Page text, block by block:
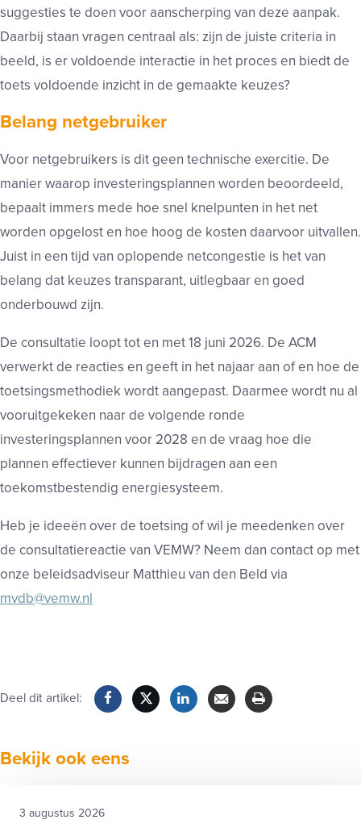
suggesties te doen voor aanscherping van deze aanpak.
Daarbij staan vragen centraal als: zijn de juiste criteria in
beeld, is er voldoende interactie in het proces en biedt de
toets voldoende inzicht in de gemaakte keuzes?
Belang netgebruiker
Voor netgebruikers is dit geen technische exercitie. De
manier waarop investeringsplannen worden beoordeeld,
bepaalt immers mede hoe snel knelpunten in het net
worden opgelost en hoe hoog de kosten daarvoor uitvallen.
Juist in een tijd van oplopende netcongestie is het van
belang dat keuzes transparant, uitlegbaar en goed
onderbouwd zijn.
De consultatie loopt tot en met 18 juni 2026. De ACM
verwerkt de reacties en geeft in het najaar aan of en hoe de
toetsingsmethodiek wordt aangepast. Daarmee wordt nu al
vooruitgekeken naar de volgende ronde
investeringsplannen voor 2028 en de vraag hoe die
plannen effectiever kunnen bijdragen aan een
toekomstbestendig energiesysteem.
Heb je ideeën over de toetsing of wil je meedenken over
de consultatiereactie van VEMW? Neem dan contact op met
onze beleidsadviseur Matthieu van den Beld via
mvdb@vemw.nl
Deel dit artikel:
Bekijk ook eens
3 augustus 2026